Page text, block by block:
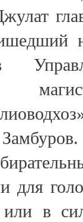
для
или в